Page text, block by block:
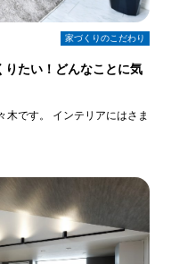
家づくりのこだわり
たい！どんなことに気
木です。 インテリアにはさま